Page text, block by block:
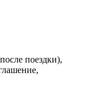
поездки),